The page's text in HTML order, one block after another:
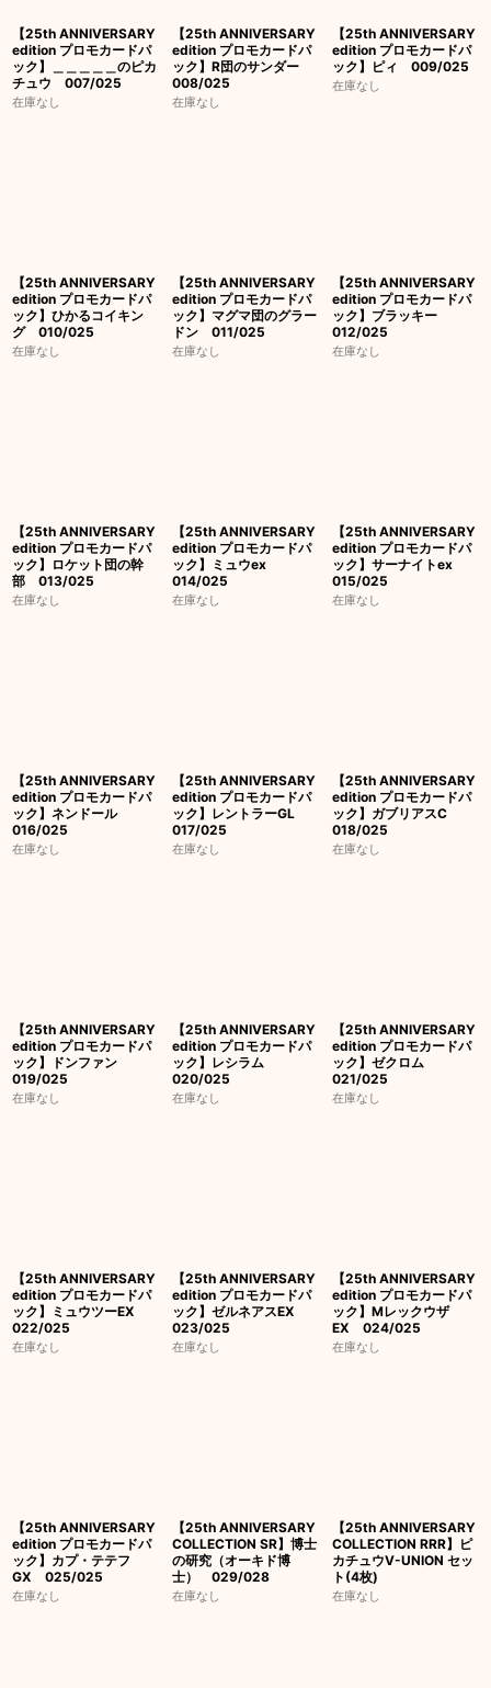
【25th ANNIVERSARY
edition プロモカードパ
ック】＿＿＿＿＿のピカ
チュウ 007/025
在庫なし
【25th ANNIVERSARY
edition プロモカードパ
ック】R団のサンダー
008/025
在庫なし
【25th ANNIVERSARY
edition プロモカードパ
ック】ピィ 009/025
在庫なし
【25th ANNIVERSARY
edition プロモカードパ
ック】ひかるコイキン
グ 010/025
在庫なし
【25th ANNIVERSARY
edition プロモカードパ
ック】マグマ団のグラー
ドン 011/025
在庫なし
【25th ANNIVERSARY
edition プロモカードパ
ック】ブラッキー
012/025
在庫なし
【25th ANNIVERSARY
edition プロモカードパ
ック】ロケット団の幹
部 013/025
在庫なし
【25th ANNIVERSARY
edition プロモカードパ
ック】ミュウex
014/025
在庫なし
【25th ANNIVERSARY
edition プロモカードパ
ック】サーナイトex
015/025
在庫なし
【25th ANNIVERSARY
edition プロモカードパ
ック】ネンドール
016/025
在庫なし
【25th ANNIVERSARY
edition プロモカードパ
ック】レントラーGL
017/025
在庫なし
【25th ANNIVERSARY
edition プロモカードパ
ック】ガブリアスC
018/025
在庫なし
【25th ANNIVERSARY
edition プロモカードパ
ック】ドンファン
019/025
在庫なし
【25th ANNIVERSARY
edition プロモカードパ
ック】レシラム
020/025
在庫なし
【25th ANNIVERSARY
edition プロモカードパ
ック】ゼクロム
021/025
在庫なし
【25th ANNIVERSARY
edition プロモカードパ
ック】ミュウツーEX
022/025
在庫なし
【25th ANNIVERSARY
edition プロモカードパ
ック】ゼルネアスEX
023/025
在庫なし
【25th ANNIVERSARY
edition プロモカードパ
ック】Mレックウザ
EX 024/025
在庫なし
【25th ANNIVERSARY
edition プロモカードパ
ック】カプ・テテフ
GX 025/025
在庫なし
【25th ANNIVERSARY
COLLECTION SR】博士
の研究（オーキド博
士） 029/028
在庫なし
【25th ANNIVERSARY
COLLECTION RRR】ピ
カチュウV-UNION セッ
ト(4枚)
在庫なし